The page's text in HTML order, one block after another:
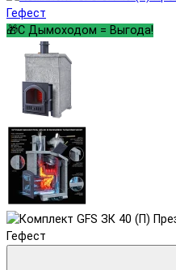
🎁С Дымоходом = Выгода!